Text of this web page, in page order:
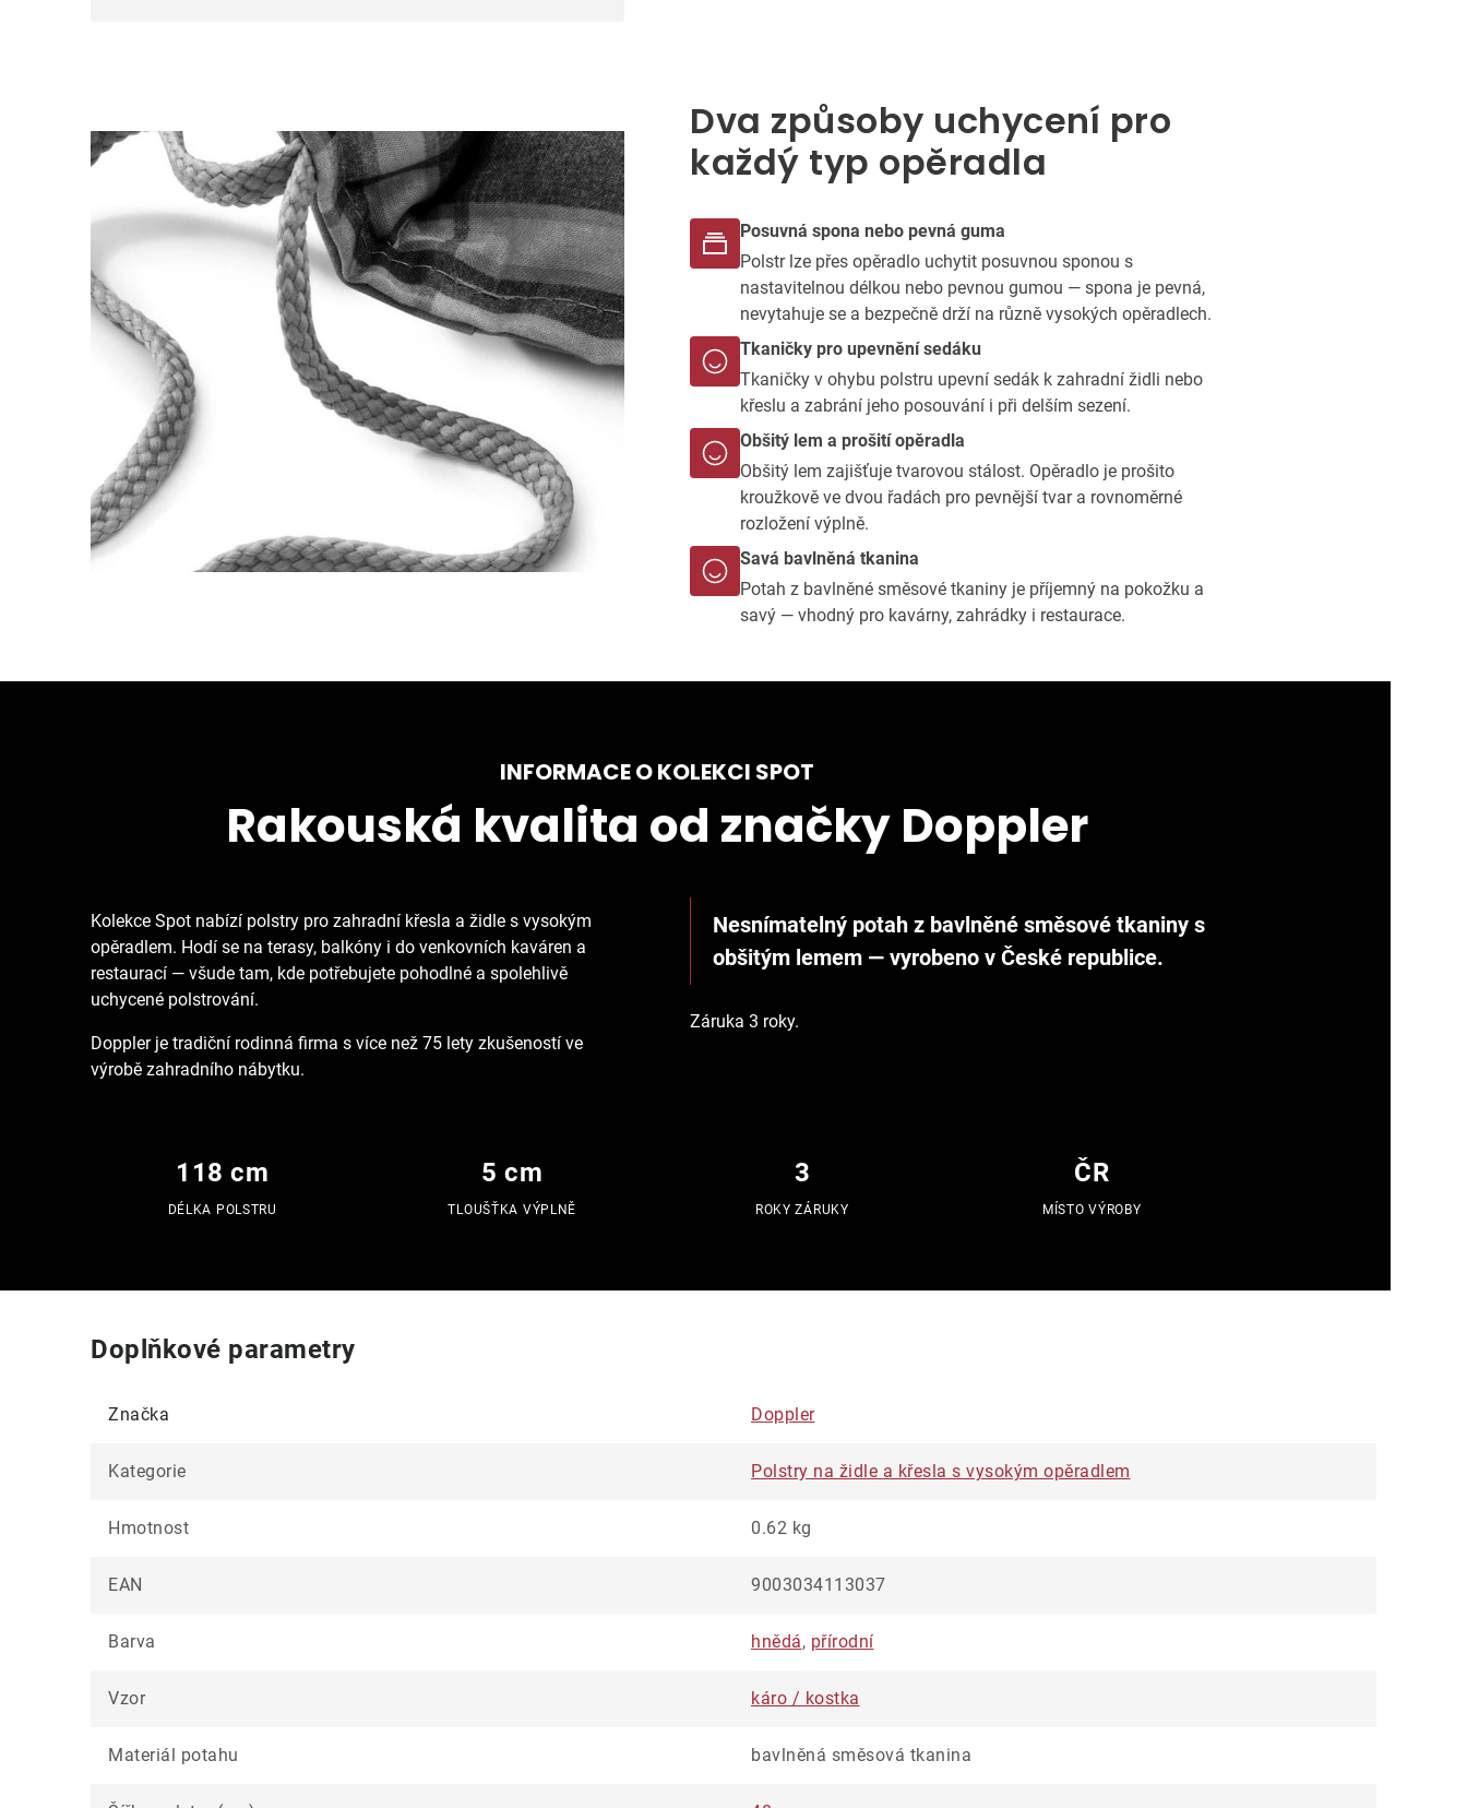
Dva způsoby uchycení pro
každý typ opěradla
Posuvná spona nebo pevná guma
Polstr lze přes opěradlo uchytit posuvnou sponou s
nastavitelnou délkou nebo pevnou gumou — spona je pevná,
nevytahuje se a bezpečně drží na různě vysokých opěradlech.
Tkaničky pro upevnění sedáku
Tkaničky v ohybu polstru upevní sedák k zahradní židli nebo
křeslu a zabrání jeho posouvání i při delším sezení.
Obšitý lem a prošití opěradla
Obšitý lem zajišťuje tvarovou stálost. Opěradlo je prošito
kroužkově ve dvou řadách pro pevnější tvar a rovnoměrné
rozložení výplně.
Savá bavlněná tkanina
Potah z bavlněné směsové tkaniny je příjemný na pokožku a
savý — vhodný pro kavárny, zahrádky i restaurace.
INFORMACE O KOLEKCI SPOT
Rakouská kvalita od značky Doppler
Kolekce Spot nabízí polstry pro zahradní křesla a židle s vysokým
opěradlem. Hodí se na terasy, balkóny i do venkovních kaváren a
restaurací — všude tam, kde potřebujete pohodlné a spolehlivě
uchycené polstrování.
Doppler je tradiční rodinná firma s více než 75 lety zkušeností ve
výrobě zahradního nábytku.
Nesnímatelný potah z bavlněné směsové tkaniny s
obšitým lemem — vyrobeno v České republice.
Záruka 3 roky.
118 cm
DÉLKA POLSTRU
5 cm
TLOUŠŤKA VÝPLNĚ
3
ROKY ZÁRUKY
ČR
MÍSTO VÝROBY
Doplňkové parametry
Značka Doppler
Kategorie Polstry na židle a křesla s vysokým opěradlem
Hmotnost 0.62 kg
EAN 9003034113037
Barva hnědá, přírodní
Vzor káro / kostka
Materiál potahu bavlněná směsová tkanina